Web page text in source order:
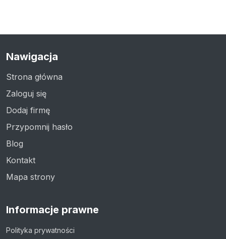
Nawigacja
Strona główna
Zaloguj się
Dodaj firmę
Przypomnij hasło
Blog
Kontakt
Mapa strony
Informacje prawne
Polityka prywatności